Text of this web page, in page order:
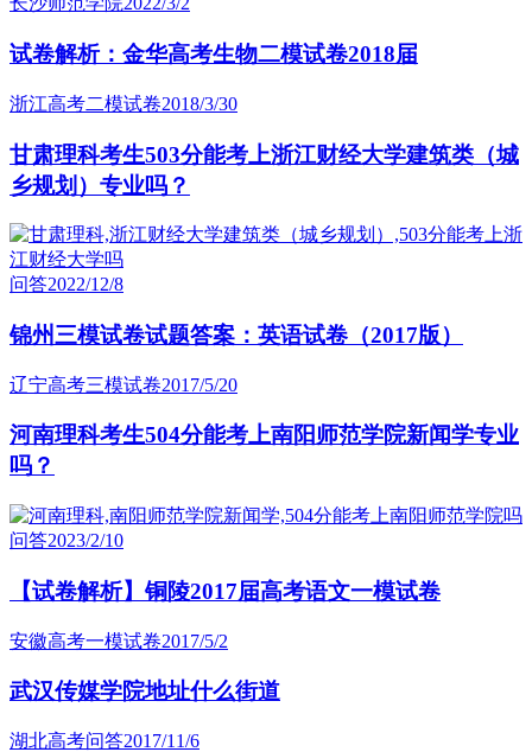
试卷解析：金华高考生物二模试卷2018届
浙江高考二模试卷2018/3/30
甘肃理科考生503分能考上浙江财经大学建筑类（城
乡规划）专业吗？
问答2022/12/8
锦州三模试卷试题答案：英语试卷（2017版）
辽宁高考三模试卷2017/5/20
河南理科考生504分能考上南阳师范学院新闻学专业
吗？
问答2023/2/10
【试卷解析】铜陵2017届高考语文一模试卷
安徽高考一模试卷2017/5/2
武汉传媒学院地址什么街道
湖北高考问答2017/11/6